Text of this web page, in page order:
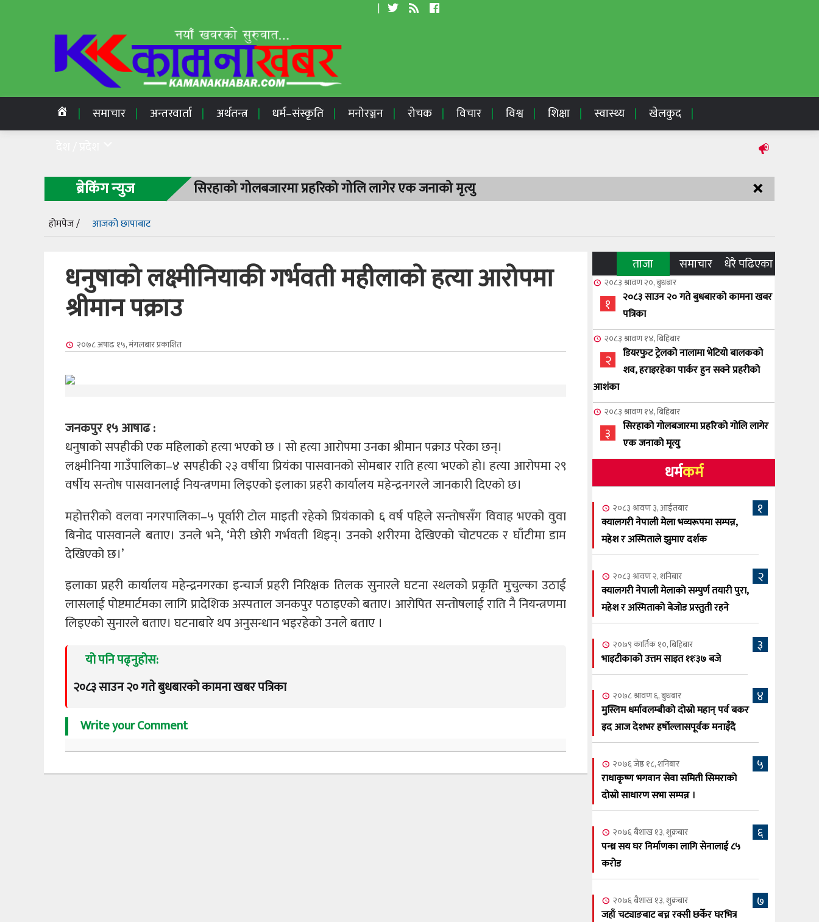
|
समाचार अन्तरवार्ता अर्थतन्त्र धर्म–संस्कृति मनोरञ्जन रोचक विचार विश्व शिक्षा स्वास्थ्य
खेलकुद
ब्रेकिंग न्युज सिरहाको गोलबजारमा प्रहरिको गोलि लागेर एक जनाको मृत्यु ×
होमपेज / आजको छापाबाट
धनुषाको लक्ष्मीनियाकी गर्भवती महीलाको हत्या आरोपमा
श्रीमान पक्राउ
२०७८ अषाढ १५, मंगलबारप्रकाशित
जनकपुर १५ आषाढ :
धनुषाको सपहीकी एक महिलाको हत्या भएको छ । सो हत्या आरोपमा उनका श्रीमान पक्राउ परेका छन्।
लक्ष्मीनिया गाउँपालिका–४ सपहीकी २३ वर्षीया प्रियंका पासवानको सोमबार राति हत्या भएको हो। हत्या आरोपमा २९
वर्षीय सन्तोष पासवानलाई नियन्त्रणमा लिइएको इलाका प्रहरी कार्यालय महेन्द्रनगरले जानकारी दिएको छ।
महोत्तरीको वलवा नगरपालिका–५ पूर्वारी टोल माइती रहेको प्रियंकाको ६ वर्ष पहिले सन्तोषसँग विवाह भएको वुवा
बिनोद पासवानले बताए। उनले भने, ‘मेरी छोरी गर्भवती थिइन्। उनको शरीरमा देखिएको चोटपटक र घाँटीमा डाम
देखिएको छ।’
इलाका प्रहरी कार्यालय महेन्द्रनगरका इन्चार्ज प्रहरी निरिक्षक तिलक सुनारले घटना स्थलको प्रकृति मुचुल्का उठाई
लासलाई पोष्टमार्टमका लागि प्रादेशिक अस्पताल जनकपुर पठाइएको बताए। आरोपित सन्तोषलाई राति नै नियन्त्रणमा
लिइएको सुनारले बताए। घटनाबारे थप अनुसन्धान भइरहेको उनले बताए ।
यो पनि पढ्नुहोस:
२०८३ साउन २० गते बुधबारको कामना खबर पत्रिका
Write your Comment
ताजा समाचार धेरै पढिएका
२०८३ श्रावण २०, बुधबार
१
२०८३ साउन २० गते बुधबारको कामना खबर
पत्रिका
२०८३ श्रावण १४, बिहिबार
२
डियरफुट ट्रेलको नालामा भेटियो बालकको
शव, हराइरहेका पार्कर हुन सक्ने प्रहरीको
आशंका
२०८३ श्रावण १४, बिहिबार
३
सिरहाको गोलबजारमा प्रहरिको गोलि लागेर
एक जनाको मृत्यु
२०८३ श्रावण १०, आईतबार
४ NCSC को अध्यक्षमा घनेन्द्र न्यौपाने बिजयी
२०८३ श्रावण ८, शुक्रबार
५
नेप्लिज सोसाइटि अफ क्यालगरीको अध्यक्षमा
सूर्य अधिकारी र घनेन्द्र न्यौपाने भिड्दै
२०८३ श्रावण ६, बुधबार
६
२०८३ काउन ६ गते बुधबारको कामना खबर
पत्रिका
७
क्यालगरी नेपाली मेला भव्यरूपमा सम्पन्न,
महेश र अस्मिताले झुमाए दर्शक
८
क्यालगरी नेपाली मेलाको सम्पुर्ण तयारी पुरा,
महेश र अस्मिताको बेजोड प्रस्तुती रहने
धर्मकर्म
२०८३ श्रावण ३, आईतबार
क्यालगरी नेपाली मेला भव्यरूपमा सम्पन्न,
महेश र अस्मिताले झुमाए दर्शक
१
२०८३ श्रावण २, शनिबार
क्यालगरी नेपाली मेलाको सम्पुर्ण तयारी पुरा,
महेश र अस्मिताको बेजोड प्रस्तुती रहने
२
२०७९ कार्तिक १०, बिहिबार
भाइटीकाको उत्तम साइत ११ः३७ बजे
३
२०७८ श्रावण ६, बुधबार
मुस्लिम धर्मावलम्बीको दोस्रो महान् पर्व बकर
इद आज देशभर हर्षोल्लासपूर्वक मनाइँदै
४
२०७६ जेष्ठ १८, शनिबार
राधाकृष्ण भगवान सेवा समिती सिमराको
दोस्रो साधारण सभा सम्पन्न ।
५
२०७६ बैशाख १३, शुक्रबार
पन्ध्र सय घर निर्माणका लागि सेनालाई ८५
करोड
६
२०७६ बैशाख १३, शुक्रबार
जहाँ चट्याङबाट बच्न रक्सी छर्केर घरभित्र
७